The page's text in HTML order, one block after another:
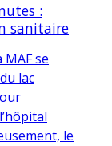
:
sanitaire
MAF se
lac
le